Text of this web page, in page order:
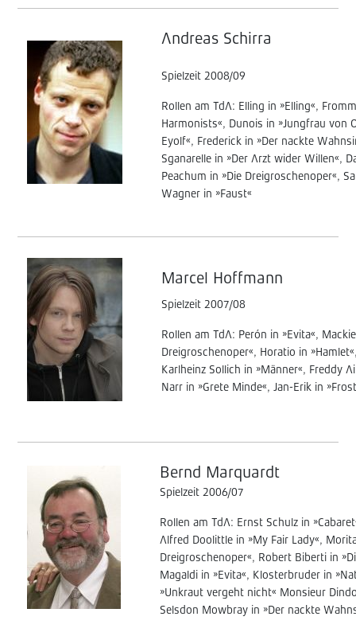
Andreas Schirra
Spielzeit 2008/09
Rollen am TdA: Elling in »Elling«,
Harmonists«, Dunois in »Jungfrau von
Eyolf«, Frederick in »Der nackte
Sganarelle in »Der Arzt wider Willen«,
Peachum in »Die Dreigroschenoper«,
Wagner in »Faust«
Marcel Hoffmann
Spielzeit 2007/08
Rollen am TdA: Perón in »Evita«,
Dreigroschenoper«, Horatio in
Karlheinz Sollich in »Männer«, Freddy
Narr in »Grete Minde«, Jan-Erik in
Bernd Marquardt
Spielzeit 2006/07
Rollen am TdA: Ernst Schulz in
Alfred Doolittle in »My Fair Lady«,
Dreigroschenoper«, Robert Biberti in
Magaldi in »Evita«, Klosterbruder in
»Unkraut vergeht nicht« Monsieur
Selsdon Mowbray in »Der nackte